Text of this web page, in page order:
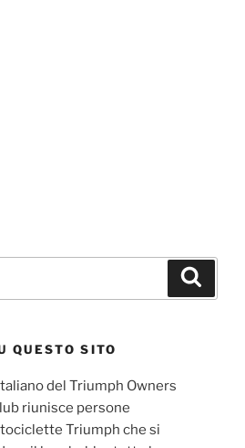
QUESTO SITO
del Triumph Owners
riunisce persone
Triumph che si